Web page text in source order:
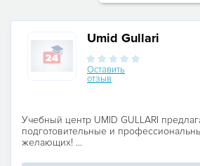
Umid Gullari
Оставить
отзыв
Учебный центр UMID GULLARI
подготовительные и
желающих! ...